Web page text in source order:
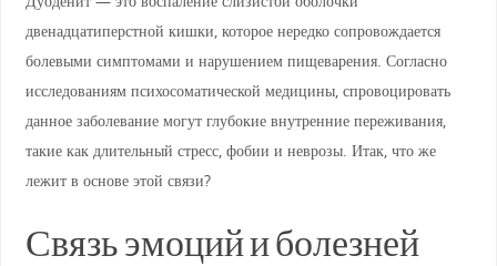
двенадцатиперстной кишки, которое нередко сопровождается
болевыми симптомами и нарушением пищеварения. Согласно
исследованиям психосоматической медицины, спровоцировать
данное заболевание могут глубокие внутренние переживания,
такие как длительный стресс, фобии и неврозы. Итак, что же
лежит в основе этой связи?
Связь эмоций и болезней